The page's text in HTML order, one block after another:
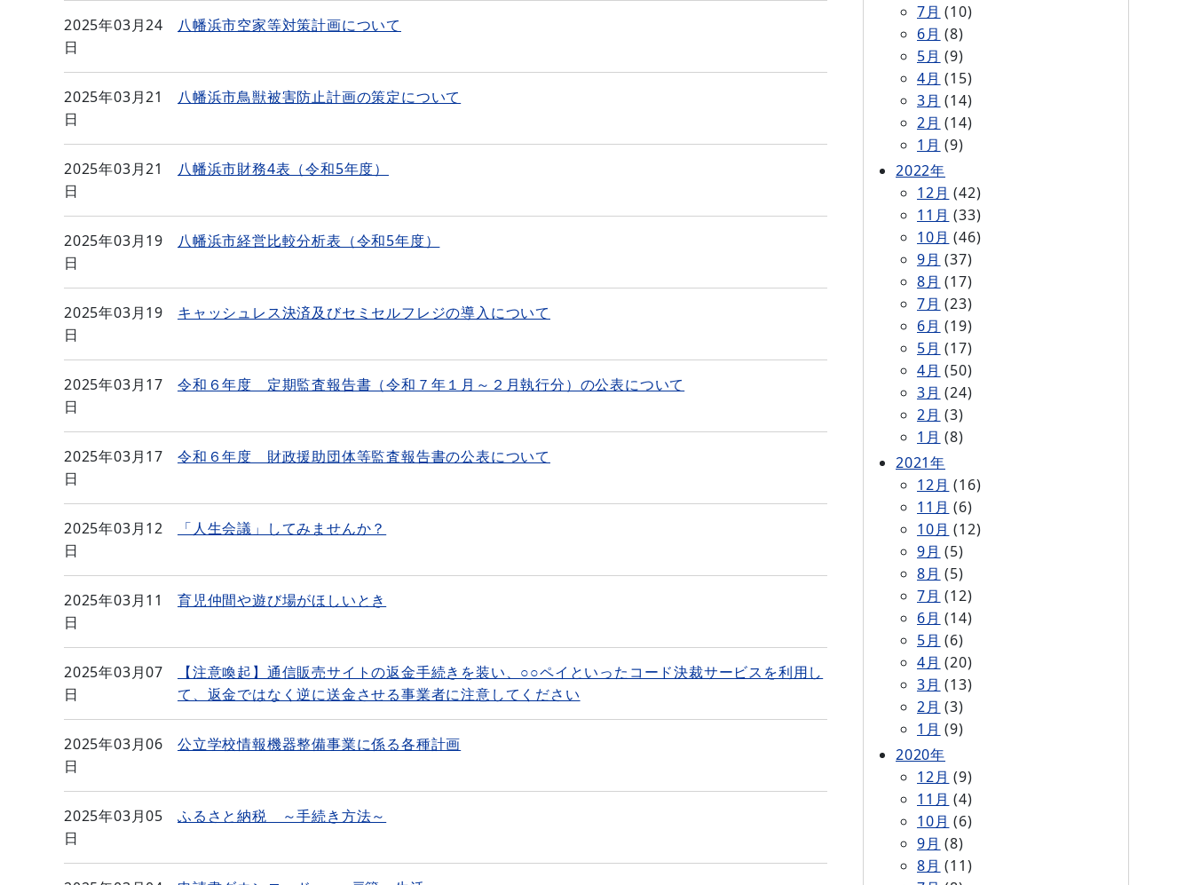
2025年03月24
日
八幡浜市空家等対策計画について
2025年03月21
日
八幡浜市鳥獣被害防止計画の策定について
2025年03月21
日
八幡浜市財務4表（令和5年度）
2025年03月19
日
八幡浜市経営比較分析表（令和5年度）
2025年03月19
日
キャッシュレス決済及びセミセルフレジの導入について
2025年03月17
日
令和６年度 定期監査報告書（令和７年１月～２月執行分）の公表について
2025年03月17
日
令和６年度 財政援助団体等監査報告書の公表について
2025年03月12
日
「人生会議」してみませんか？
2025年03月11
日
育児仲間や遊び場がほしいとき
2025年03月07
日
【注意喚起】通信販売サイトの返金手続きを装い、○○ペイといったコード決裁サービスを利用し
て、返金ではなく逆に送金させる事業者に注意してください
2025年03月06
日
公立学校情報機器整備事業に係る各種計画
2025年03月05
日
ふるさと納税 ～手続き方法～
7月 (10)
6月 (8)
5月 (9)
4月 (15)
3月 (14)
2月 (14)
1月 (9)
2022年
12月 (42)
11月 (33)
10月 (46)
9月 (37)
8月 (17)
7月 (23)
6月 (19)
5月 (17)
4月 (50)
3月 (24)
2月 (3)
1月 (8)
2021年
12月 (16)
11月 (6)
10月 (12)
9月 (5)
8月 (5)
7月 (12)
6月 (14)
5月 (6)
4月 (20)
3月 (13)
2月 (3)
1月 (9)
2020年
12月 (9)
11月 (4)
10月 (6)
9月 (8)
8月 (11)